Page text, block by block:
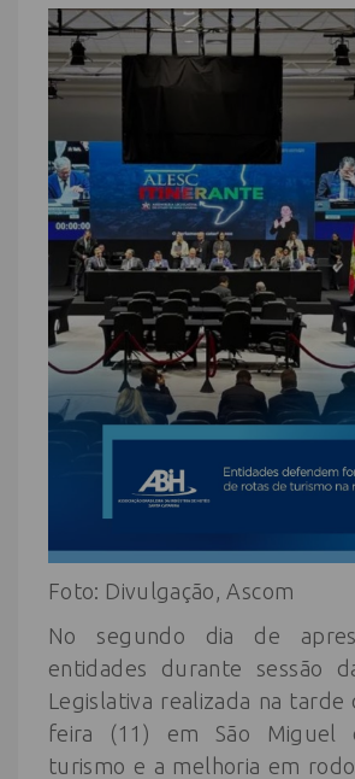
Foto: Divulgação, Ascom
No segundo dia de
entidades durante sessão
Legislativa realizada na
feira (11) em São Miguel
turismo e a melhoria em